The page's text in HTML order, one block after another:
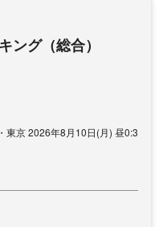
ング（総合）
東京 2026年8月10日(月) 昼0:3